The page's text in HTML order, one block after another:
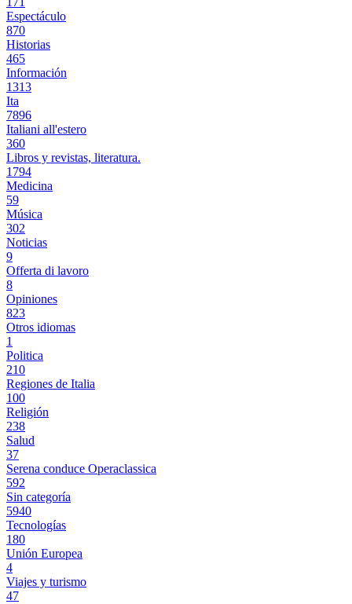
Espectáculo
870
Historias
465
Información
1313
Ita
7896
Italiani all'estero
360
Libros y revistas, literatura.
1794
Medicina
59
Música
302
Noticias
9
Offerta di lavoro
8
Opiniones
823
Otros idiomas
1
Politica
210
Regiones de Italia
100
Religión
238
Salud
37
Serena conduce Operaclassica
592
Sin categoría
5940
Tecnologías
180
Unión Europea
4
Viajes y turismo
47